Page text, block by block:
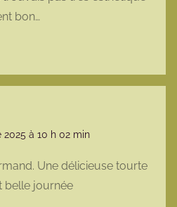
bon…
à 10 h 02 min
Une délicieuse tourte
belle journée